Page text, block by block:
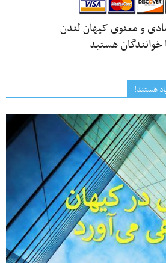
و معنوی کیهان لندن
خوانندگان هستید
هستند!